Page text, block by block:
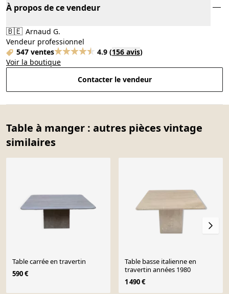
À propos de ce vendeur
🇧🇪 Arnaud G.
Vendeur professionnel
547 ventes
4.9 (156 avis)
Voir la boutique
Contacter le vendeur
Table à manger : autres pièces vintage
similaires
Table carrée en travertin
590 €
Table basse italienne en
travertin années 1980
1 490 €